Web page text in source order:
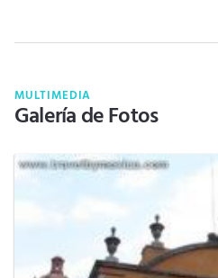
MULTIMEDIA
Galería de Fotos